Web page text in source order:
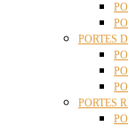
PORTES
PORTES